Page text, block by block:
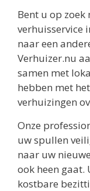
Bent u op
verhuisservice
naar een
Verhuizer.nu
samen met
hebben met
verhuizingen
Onze
uw spullen
naar uw
ook heen gaat.
kostbare